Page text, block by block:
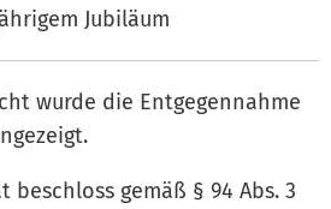
Jubiläum
wurde die Entgegennahme
beschloss gemäß § 94 Abs. 3